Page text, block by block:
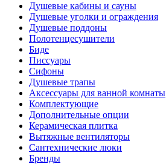
Душевые кабины и сауны
Душевые уголки и ограждения
Душевые поддоны
Полотенцесушители
Биде
Писсуары
Сифоны
Душевые трапы
Аксессуары для ванной комнаты
Комплектующие
Дополнительные опции
Керамическая плитка
Вытяжные вентиляторы
Сантехнические люки
Бренды